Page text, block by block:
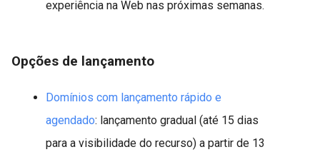
experiência na Web nas próximas semanas.
Opções de lançamento
Domínios com lançamento rápido e
agendado: lançamento gradual (até 15 dias
para a visibilidade do recurso) a partir de 13